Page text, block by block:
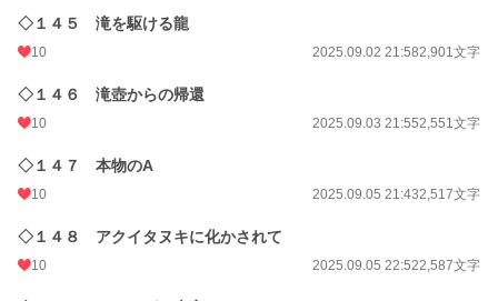
◇１４５ 滝を駆ける龍
10 2025.09.02 21:582,901文字
◇１４６ 滝壺からの帰還
10 2025.09.03 21:552,551文字
◇１４７ 本物のA
10 2025.09.05 21:432,517文字
◇１４８ アクイタヌキに化かされて
10 2025.09.05 22:522,587文字